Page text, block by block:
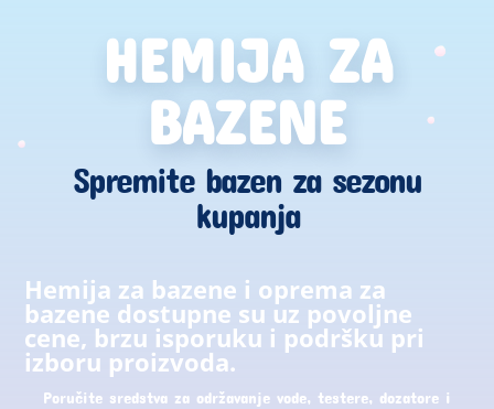
HEMIJA ZA
BAZENE
Spremite bazen za sezonu
kupanja
Hemija za bazene i oprema za
bazene dostupne su uz povoljne
cene, brzu isporuku i podršku pri
izboru proizvoda.
Poručite sredstva za održavanje vode, testere, dozatore i